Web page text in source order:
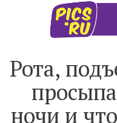
Рота,
ночи и